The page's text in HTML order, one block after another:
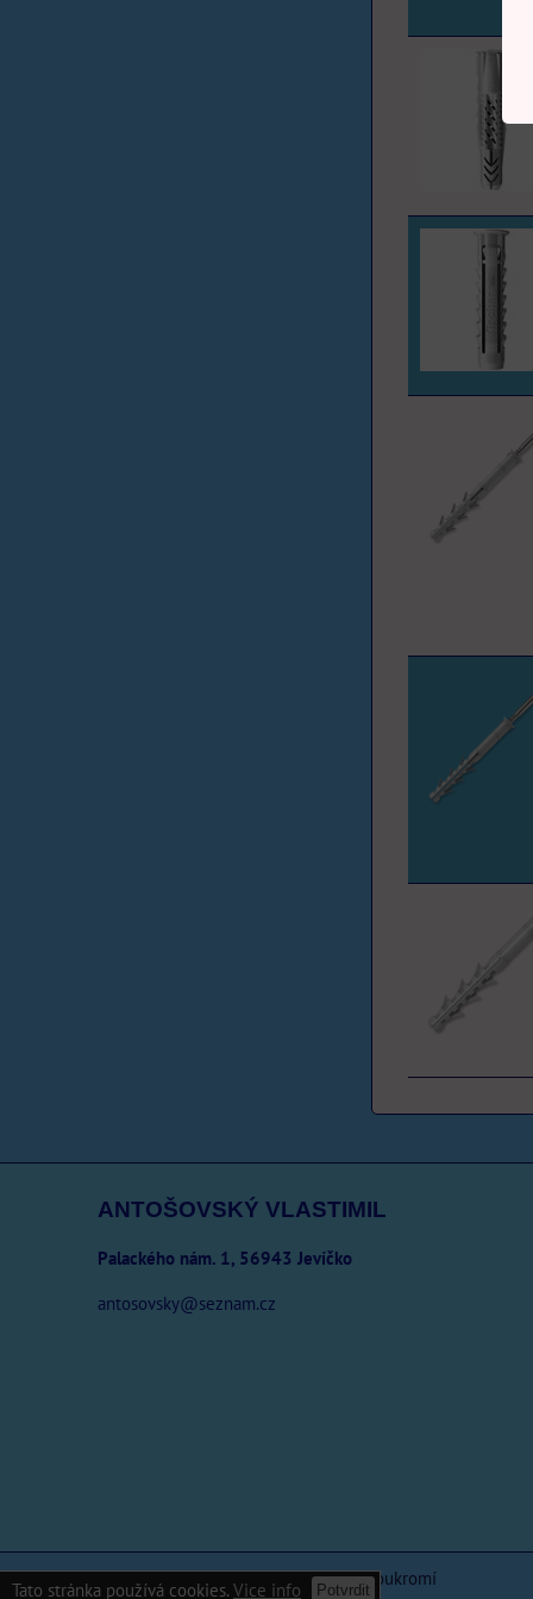
ANTOŠOVSKÝ VLASTIMIL
Palackého nám. 1, 56943 Jevíčko
antosovsky@seznam.cz
Předvolby soukromí Zásady ochrany soukromí
Tato stránka používá cookies. Vice info Potvrdit